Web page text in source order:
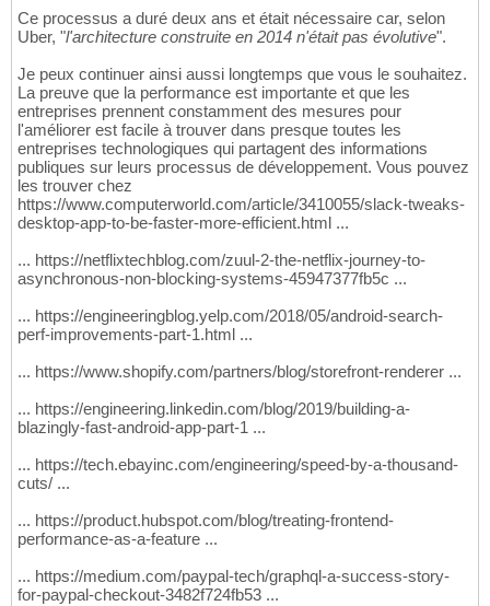
Ce processus a duré deux ans et était nécessaire car, selon
Uber, "l'architecture construite en 2014 n'était pas évolutive".
Je peux continuer ainsi aussi longtemps que vous le souhaitez.
La preuve que la performance est importante et que les
entreprises prennent constamment des mesures pour
l'améliorer est facile à trouver dans presque toutes les
entreprises technologiques qui partagent des informations
publiques sur leurs processus de développement. Vous pouvez
les trouver chez
https://www.computerworld.com/article/3410055/slack-tweaks-
desktop-app-to-be-faster-more-efficient.html ...
... https://netflixtechblog.com/zuul-2-the-netflix-journey-to-
asynchronous-non-blocking-systems-45947377fb5c ...
... https://engineeringblog.yelp.com/2018/05/android-search-
perf-improvements-part-1.html ...
... https://www.shopify.com/partners/blog/storefront-renderer ...
... https://engineering.linkedin.com/blog/2019/building-a-
blazingly-fast-android-app-part-1 ...
... https://tech.ebayinc.com/engineering/speed-by-a-thousand-
cuts/ ...
... https://product.hubspot.com/blog/treating-frontend-
performance-as-a-feature ...
... https://medium.com/paypal-tech/graphql-a-success-story-
for-paypal-checkout-3482f724fb53 ...